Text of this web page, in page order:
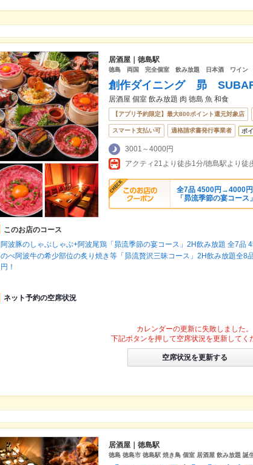
居酒屋｜徳島駅
徳島 両国 完全個室 飲み放題 日本酒 ワイン
創作ダイニング 昴
居酒屋 個室 飲み放題 肉 徳島 魚 和食
【アプリ予約限定】最大800ポイント還元対象店
スマート支払い可 適格請求書発行事業者 ポ
3001～4000円
アクティ21より徒歩1分/徳島駅より徒
全7品 4500円→4000
「昴流季節の宴コース
このお店のコース
阿波豚のしゃぶしゃぶ+阿波尾鶏「昴流季節の宴コース」2H飲み放題 全7品
のべ阿波牛の希少部位の炙り焼き等「昴流贅沢三昧コース」2H飲み放題全
円！
ネット予約の空席状況
カレンダーの更新に失敗しました。
下記ボタンを押して空席状況を更新してく
空席状況を更新する
居酒屋｜徳島駅
徳島 徳島市 徳島駅 焼き鳥 個室 居酒屋 飲み放題 誕